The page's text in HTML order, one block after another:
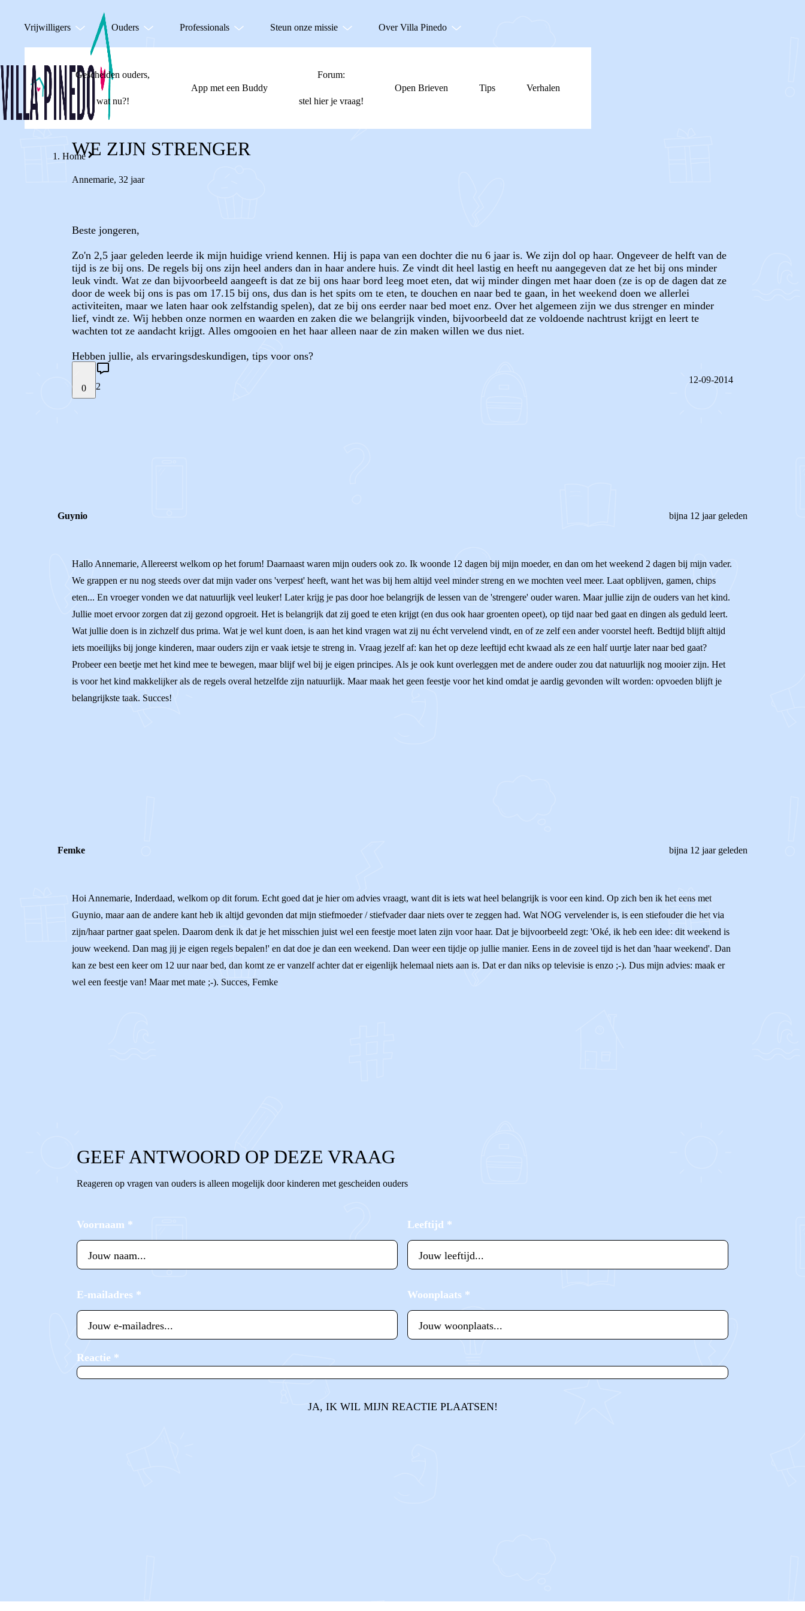
Vrijwilligers Ouders Professionals Steun onze missie Over Villa Pinedo
Gescheiden ouders,
wat nu?!
App met een Buddy
Forum:
stel hier je vraag!
Open Brieven Tips Verhalen
Home
WE ZIJN STRENGER
Annemarie, 32 jaar
Beste jongeren,
Zo'n 2,5 jaar geleden leerde ik mijn huidige vriend kennen. Hij is papa van een dochter die nu 6 jaar is. We zijn dol op haar. Ongeveer de helft van de
tijd is ze bij ons. De regels bij ons zijn heel anders dan in haar andere huis. Ze vindt dit heel lastig en heeft nu aangegeven dat ze het bij ons minder
leuk vindt. Wat ze dan bijvoorbeeld aangeeft is dat ze bij ons haar bord leeg moet eten, dat wij minder dingen met haar doen (ze is op de dagen dat ze
door de week bij ons is pas om 17.15 bij ons, dus dan is het spits om te eten, te douchen en naar bed te gaan, in het weekend doen we allerlei
activiteiten, maar we laten haar ook zelfstandig spelen), dat ze bij ons eerder naar bed moet enz. Over het algemeen zijn we dus strenger en minder
lief, vindt ze. Wij hebben onze normen en waarden en zaken die we belangrijk vinden, bijvoorbeeld dat ze voldoende nachtrust krijgt en leert te
wachten tot ze aandacht krijgt. Alles omgooien en het haar alleen naar de zin maken willen we dus niet.
Hebben jullie, als ervaringsdeskundigen, tips voor ons?
0 2
12-09-2014
Guynio bijna 12 jaar geleden
Hallo Annemarie, Allereerst welkom op het forum! Daarnaast waren mijn ouders ook zo. Ik woonde 12 dagen bij mijn moeder, en dan om het weekend 2 dagen bij mijn vader.
We grappen er nu nog steeds over dat mijn vader ons 'verpest' heeft, want het was bij hem altijd veel minder streng en we mochten veel meer. Laat opblijven, gamen, chips
eten... En vroeger vonden we dat natuurlijk veel leuker! Later krijg je pas door hoe belangrijk de lessen van de 'strengere' ouder waren. Maar jullie zijn de ouders van het kind.
Jullie moet ervoor zorgen dat zij gezond opgroeit. Het is belangrijk dat zij goed te eten krijgt (en dus ook haar groenten opeet), op tijd naar bed gaat en dingen als geduld leert.
Wat jullie doen is in zichzelf dus prima. Wat je wel kunt doen, is aan het kind vragen wat zij nu écht vervelend vindt, en of ze zelf een ander voorstel heeft. Bedtijd blijft altijd
iets moeilijks bij jonge kinderen, maar ouders zijn er vaak ietsje te streng in. Vraag jezelf af: kan het op deze leeftijd echt kwaad als ze een half uurtje later naar bed gaat?
Probeer een beetje met het kind mee te bewegen, maar blijf wel bij je eigen principes. Als je ook kunt overleggen met de andere ouder zou dat natuurlijk nog mooier zijn. Het
is voor het kind makkelijker als de regels overal hetzelfde zijn natuurlijk. Maar maak het geen feestje voor het kind omdat je aardig gevonden wilt worden: opvoeden blijft je
belangrijkste taak. Succes!
Femke bijna 12 jaar geleden
Hoi Annemarie, Inderdaad, welkom op dit forum. Echt goed dat je hier om advies vraagt, want dit is iets wat heel belangrijk is voor een kind. Op zich ben ik het eens met
Guynio, maar aan de andere kant heb ik altijd gevonden dat mijn stiefmoeder / stiefvader daar niets over te zeggen had. Wat NOG vervelender is, is een stiefouder die het via
zijn/haar partner gaat spelen. Daarom denk ik dat je het misschien juist wel een feestje moet laten zijn voor haar. Dat je bijvoorbeeld zegt: 'Oké, ik heb een idee: dit weekend is
jouw weekend. Dan mag jij je eigen regels bepalen!' en dat doe je dan een weekend. Dan weer een tijdje op jullie manier. Eens in de zoveel tijd is het dan 'haar weekend'. Dan
kan ze best een keer om 12 uur naar bed, dan komt ze er vanzelf achter dat er eigenlijk helemaal niets aan is. Dat er dan niks op televisie is enzo ;-). Dus mijn advies: maak er
wel een feestje van! Maar met mate ;-). Succes, Femke
GEEF ANTWOORD OP DEZE VRAAG
Reageren op vragen van ouders is alleen mogelijk door kinderen met gescheiden ouders
Voornaam * Leeftijd *
E-mailadres * Woonplaats *
Reactie *
JA, IK WIL MIJN REACTIE PLAATSEN!